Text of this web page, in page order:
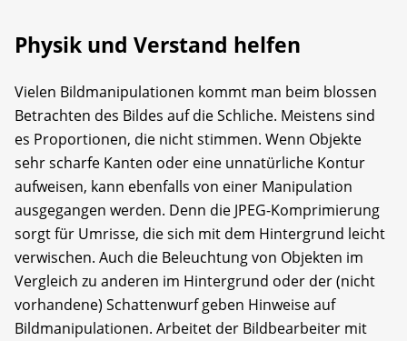
Physik und Verstand helfen
Vielen Bildmanipulationen kommt man beim blossen
Betrachten des Bildes auf die Schliche. Meistens sind
es Proportionen, die nicht stimmen. Wenn Objekte
sehr scharfe Kanten oder eine unnatürliche Kontur
aufweisen, kann ebenfalls von einer Manipulation
ausgegangen werden. Denn die JPEG-Komprimierung
sorgt für Umrisse, die sich mit dem Hintergrund leicht
verwischen. Auch die Beleuchtung von Objekten im
Vergleich zu anderen im Hintergrund oder der (nicht
vorhandene) Schattenwurf geben Hinweise auf
Bildmanipulationen. Arbeitet der Bildbearbeiter mit